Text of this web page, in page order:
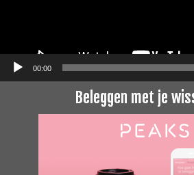
00:00
Beleggen met je